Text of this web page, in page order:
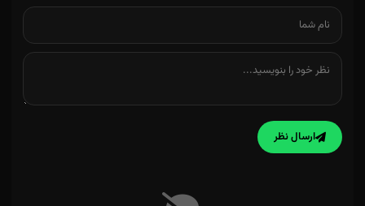
ارسال نظر